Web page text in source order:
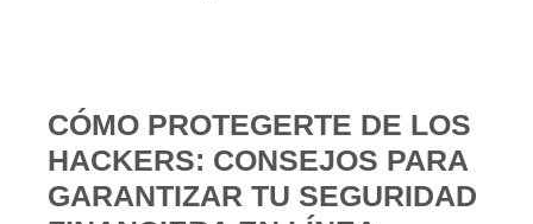
CÓMO PROTEGERTE DE LOS
HACKERS: CONSEJOS PARA
GARANTIZAR TU SEGURIDAD